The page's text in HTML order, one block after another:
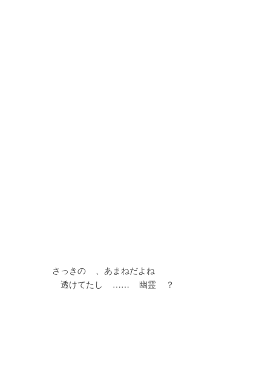
さっきの    、あまねだよね
                     透けてたし    ……    幽霊    ？